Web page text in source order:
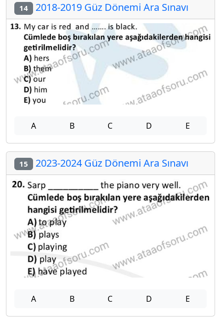
14 2018-2019 Güz Dönemi Ara Sınavı
A B C D E
15 2023-2024 Güz Dönemi Ara Sınavı
A B C D E